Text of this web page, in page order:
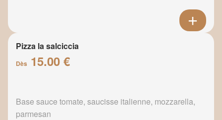
Pizza la salciccia
Dès 15.00 €
Base sauce tomate, saucisse italienne, mozzarella,
parmesan